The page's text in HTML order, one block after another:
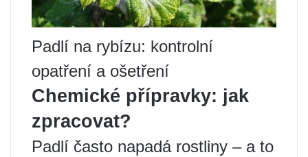
Padlí na rybízu: kontrolní
opatření a ošetření
Chemické přípravky: jak
zpracovat?
Padlí často napadá rostliny – a to